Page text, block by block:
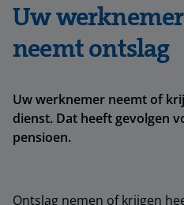
Uw
neemt ontslag
Uw werknemer neemt of
dienst. Dat heeft gevolgen
pensioen.
Ontslag nemen of krijgen